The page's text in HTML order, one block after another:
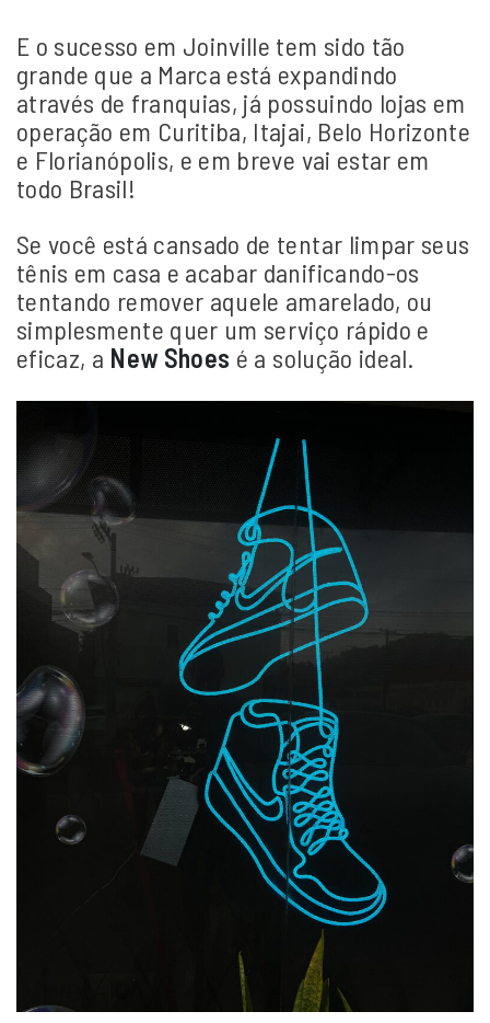
E o sucesso em Joinville tem sido tão
grande que a Marca está expandindo
através de franquias, já possuindo lojas em
operação em Curitiba, Itajai, Belo Horizonte
e Florianópolis, e em breve vai estar em
todo Brasil!
Se você está cansado de tentar limpar seus
tênis em casa e acabar danificando-os
tentando remover aquele amarelado, ou
simplesmente quer um serviço rápido e
eficaz, a New Shoes é a solução ideal.